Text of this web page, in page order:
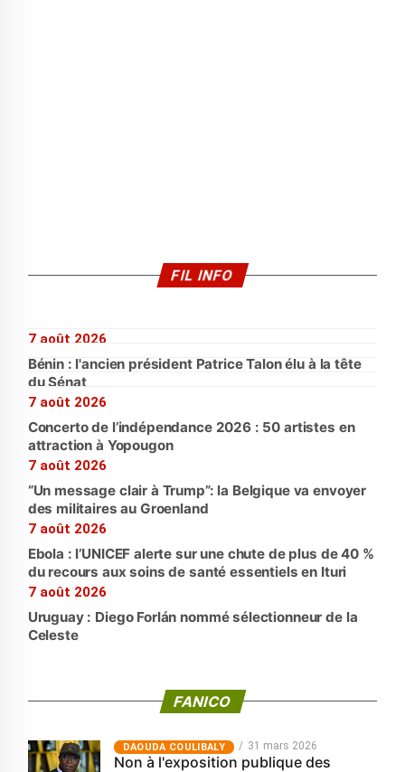
FIL INFO
7 août 2026
Bénin : l'ancien président Patrice Talon élu à la tête
du Sénat
7 août 2026
Concerto de l’indépendance 2026 : 50 artistes en
attraction à Yopougon
7 août 2026
“Un message clair à Trump”: la Belgique va envoyer
des militaires au Groenland
7 août 2026
Ebola : l’UNICEF alerte sur une chute de plus de 40 %
du recours aux soins de santé essentiels en Ituri
7 août 2026
Uruguay : Diego Forlán nommé sélectionneur de la
Celeste
FANICO
‎DAOUDA COULIBALY 31 mars 2026
Non à l'exposition publique des